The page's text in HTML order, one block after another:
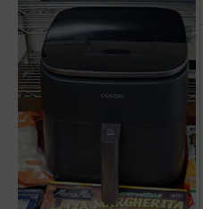
越の風鈴から着想
を得たかわいい見
た目のリアルな使
い勝手を徹底解説